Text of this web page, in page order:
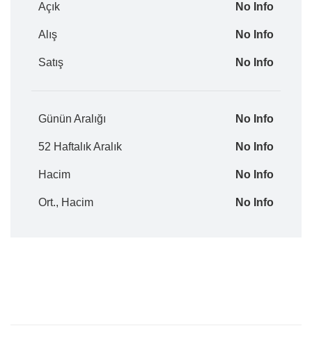
Açık No Info
Alış No Info
Satış No Info
Günün Aralığı No Info
52 Haftalık Aralık No Info
Hacim No Info
Ort., Hacim No Info